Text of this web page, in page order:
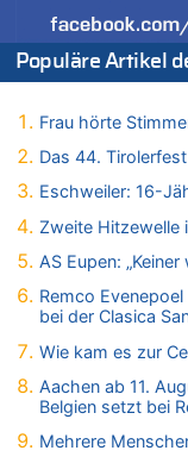
Tempolimit in
08.08.2026 -
Wie kam es zur
Eschweiler: 16-
08.08.2026 -
AS Eupen:
08.08.2026 -
In Belgien
Tempolimit in
08.08.2026 - 08:50
08.08.2026 -
mehr als 111
Populäre Artikel
Frau hörte
Das 44.
Eschweiler: 16-
Zweite Hitzewelle
AS Eupen:
Remco
bei der Clasica
Wie kam es zur
Aachen ab 11.
Belgien setzt bei
Mehrere